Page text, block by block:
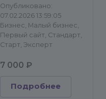
Опубликовано:
07.02.2026 13:59:05
Бизнес, Малый бизнес,
Первый сайт, Стандарт,
Старт, Эксперт
7 000 ₽
Подробнее